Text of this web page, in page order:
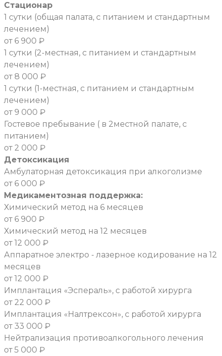
Стационар
1 сутки (общая палата, с питанием и стандартным
лечением)
от 6 900 ₽
1 сутки (2-местная, с питанием и стандартным
лечением)
от 8 000 ₽
1 сутки (1-местная, с питанием и стандартным
лечением)
от 9 000 ₽
Гостевое пребывание ( в 2местной палате, с
питанием)
от 2 000 ₽
Детоксикация
Амбулаторная детоксикация при алкоголизме
от 6 000 ₽
Медикаментозная поддержка:
Химический метод на 6 месяцев
от 6 900 ₽
Химический метод на 12 месяцев
от 12 000 ₽
Аппаратное электро - лазерное кодирование на 12
месяцев
от 12 000 ₽
Имплантация «Эспераль», с работой хирурга
от 22 000 ₽
Имплантация «Налтрексон», с работой хирурга
от 33 000 ₽
Нейтрализация противоалкогольного лечения
от 5 000 ₽